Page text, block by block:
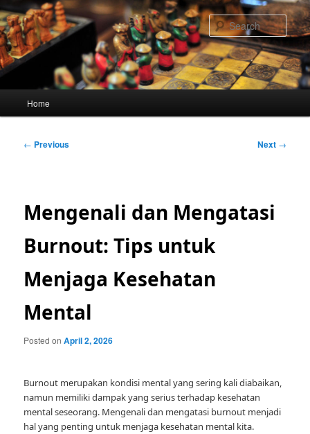
Skip
to
primary
content
Home
Post
← Previous Next →
Mengenali dan Mengatasi
Burnout: Tips untuk
Menjaga Kesehatan
Mental
Posted onApril 2, 2026
Burnout merupakan kondisi mental yang sering kali diabaikan,
namun memiliki dampak yang serius terhadap kesehatan
mental seseorang. Mengenali dan mengatasi burnout menjadi
hal yang penting untuk menjaga kesehatan mental kita.